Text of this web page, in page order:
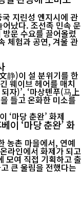
지린성 옌지시에 관
났다. 조선족 민속 문
문 수요를 끌어올렸
静)이 설 분위기를 한
웨이브 헤어를 매치
자)’, ‘마상톈푸(马上
들고 온화한 미소를
이 ‘마당 춘완’ 화
농촌 마을에서, 연예
라인에서 화제가 되고
모여 직접 기획하고 출
큰 울림을 전했다는